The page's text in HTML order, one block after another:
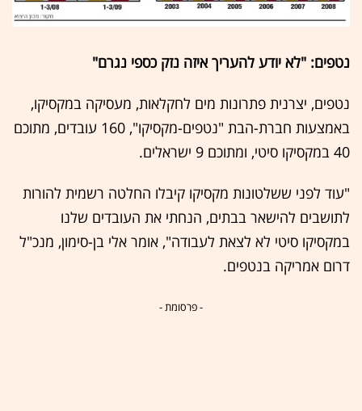
נטפים: "לא יודע להעריך איזה נזק כספי נגרם"
נטפים, יצרנית פתרונות מים לחקלאות, מעסיקה במקסיקו,
באמצעות חברת-הבת "נטפים-מקסיקו", 160 עובדים, מתוכם
40 במקסיקו סיטי, ומתוכם 9 ישראלים.
"עוד לפני ששלטונות מקסיקו קיבלו החלטה רשמית להורות
לתושבים להישאר בבתים, הנחתי את העובדים שלנו
במקסיקו סיטי לא לצאת לעבודה", אומר אלי בן-סימון, מנכ"ל
דרום אמריקה בנטפים.
- פרסומת -